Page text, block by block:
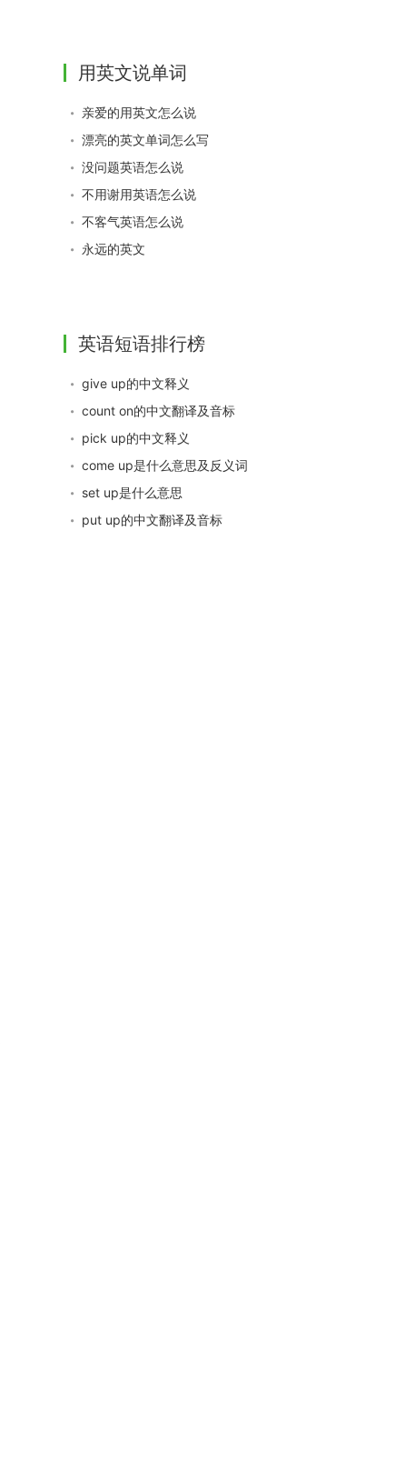
用英文说单词
亲爱的用英文怎么说
漂亮的英文单词怎么写
没问题英语怎么说
不用谢用英语怎么说
不客气英语怎么说
永远的英文
英语短语排行榜
give up的中文释义
count on的中文翻译及音标
pick up的中文释义
come up是什么意思及反义词
set up是什么意思
put up的中文翻译及音标